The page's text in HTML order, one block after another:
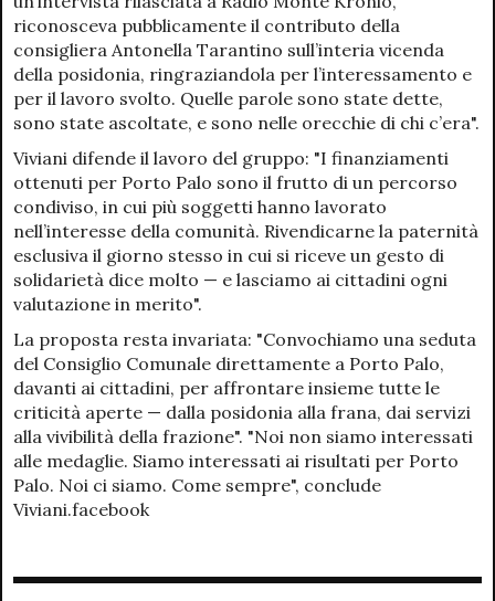
riconosceva pubblicamente il contributo della
consigliera Antonella Tarantino sull’interia vicenda
della posidonia, ringraziandola per l’interessamento e
per il lavoro svolto. Quelle parole sono state dette,
sono state ascoltate, e sono nelle orecchie di chi c’era".
Viviani difende il lavoro del gruppo: "I finanziamenti
ottenuti per Porto Palo sono il frutto di un percorso
condiviso, in cui più soggetti hanno lavorato
nell’interesse della comunità. Rivendicarne la paternità
esclusiva il giorno stesso in cui si riceve un gesto di
solidarietà dice molto — e lasciamo ai cittadini ogni
valutazione in merito".
La proposta resta invariata: "Convochiamo una seduta
del Consiglio Comunale direttamente a Porto Palo,
davanti ai cittadini, per affrontare insieme tutte le
criticità aperte — dalla posidonia alla frana, dai servizi
alla vivibilità della frazione". "Noi non siamo interessati
alle medaglie. Siamo interessati ai risultati per Porto
Palo. Noi ci siamo. Come sempre", conclude
Viviani.facebook